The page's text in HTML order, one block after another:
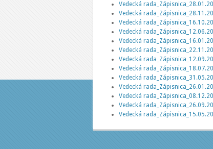
Vedecká
Vedecká
Vedecká
Vedecká
Vedecká
Vedecká
Vedecká
Vedecká
Vedecká
Vedecká
Vedecká
Vedecká
Vedecká